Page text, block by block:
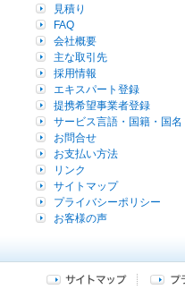
見積り
FAQ
会社概要
主な取引先
採用情報
エキスパート登録
提携希望事業者登録
サービス言語・国籍・国名
お問合せ
お支払い方法
リンク
サイトマップ
プライバシーポリシー
お客様の声